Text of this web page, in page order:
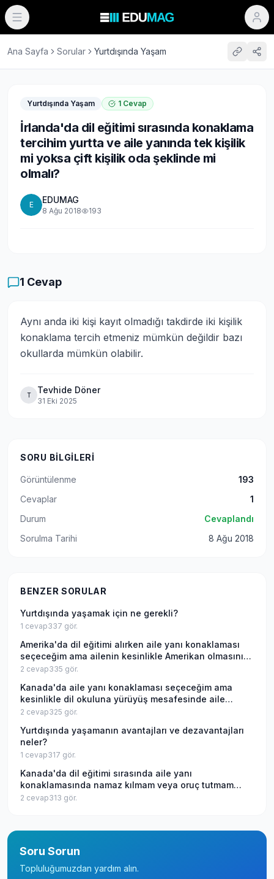
Ana Sayfa Sorular Yurtdışında Yaşam
Yurtdışında Yaşam 1 Cevap
İrlanda'da dil eğitimi sırasında konaklama
tercihim yurtta ve aile yanında tek kişilik
mi yoksa çift kişilik oda şeklinde mi
olmalı?
E EDUMAG
8 Ağu 2018 193
1 Cevap
Aynı anda iki kişi kayıt olmadığı takdirde iki kişilik
konaklama tercih etmeniz mümkün değildir bazı
okullarda mümkün olabilir.
T Tevhide Döner
31 Eki 2025
SORU BILGILERI
Görüntülenme
193
Cevaplar
1
Durum
Cevaplandı
Sorulma Tarihi
8 Ağu 2018
BENZER SORULAR
Yurtdışında yaşamak için ne gerekli?
1 cevap337 gör.
Amerika'da dil eğitimi alırken aile yanı konaklaması
seçeceğim ama ailenin kesinlikle Amerikan olmasını
istiyorum, bu mümkün mü?
2 cevap335 gör.
Kanada'da aile yanı konaklaması seçeceğim ama
kesinlikle dil okuluna yürüyüş mesafesinde aile
istiyorum, bu mümkün mü?
2 cevap325 gör.
Yurtdışında yaşamanın avantajları ve dezavantajları
neler?
1 cevap317 gör.
Kanada'da dil eğitimi sırasında aile yanı
konaklamasında namaz kılmam veya oruç tutmam
Kanadalı aileler açısından sıkıntı olur mu?
2 cevap313 gör.
Soru Sorun
Topluluğumuzdan yardım alın.